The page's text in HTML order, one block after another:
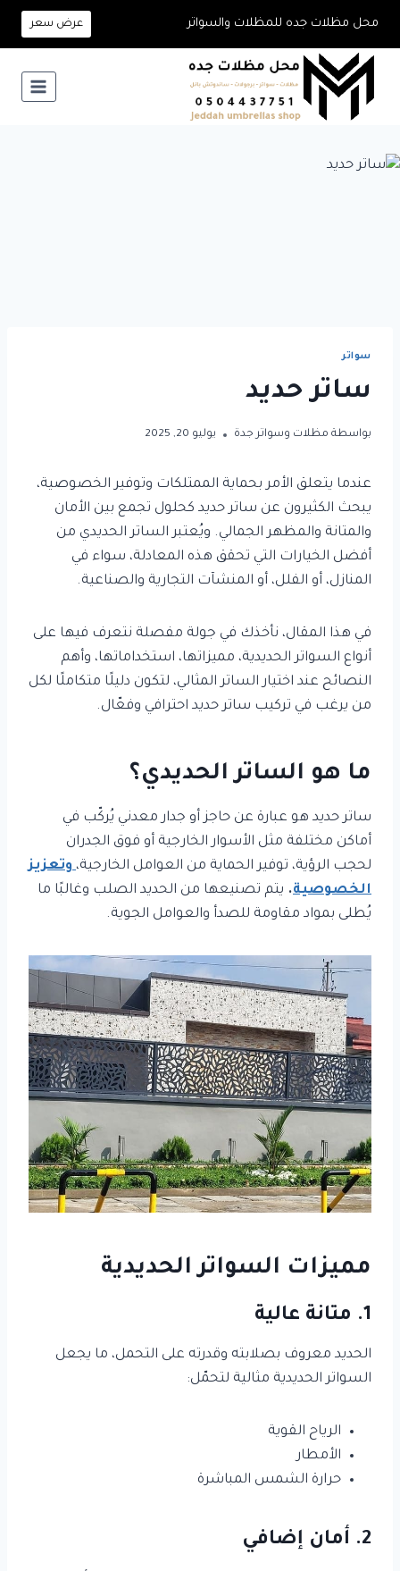
المحتوى
محل مظلات جده للمظلات والسواتر عرض سعر
سواتر
ساتر حديد
بواسطة مظلات وسواتر جدة يوليو 20, 2025
عندما يتعلق الأمر بحماية الممتلكات وتوفير الخصوصية،
يبحث الكثيرون عن ساتر حديد كحلول تجمع بين الأمان
والمتانة والمظهر الجمالي. ويُعتبر الساتر الحديدي من
أفضل الخيارات التي تحقق هذه المعادلة، سواء في
المنازل، أو الفلل، أو المنشآت التجارية والصناعية.
في هذا المقال، نأخذك في جولة مفصلة نتعرف فيها على
أنواع السواتر الحديدية، مميزاتها، استخداماتها، وأهم
النصائح عند اختيار الساتر المثالي، لتكون دليلًا متكاملًا لكل
من يرغب في تركيب ساتر حديد احترافي وفعّال.
ما هو الساتر الحديدي؟
ساتر حديد هو عبارة عن حاجز أو جدار معدني يُركّب في
أماكن مختلفة مثل الأسوار الخارجية أو فوق الجدران
لحجب الرؤية، توفير الحماية من العوامل الخارجية، وتعزيز
الخصوصية. يتم تصنيعها من الحديد الصلب وغالبًا ما
يُطلى بمواد مقاومة للصدأ والعوامل الجوية.
مميزات السواتر الحديدية
1. متانة عالية
الحديد معروف بصلابته وقدرته على التحمل، ما يجعل
السواتر الحديدية مثالية لتحمّل:
الرياح القوية
الأمطار
حرارة الشمس المباشرة
2. أمان إضافي